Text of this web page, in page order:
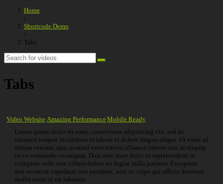
Home
\
Shortcode Demo
\
Tabs
Tabs
Video Website Amazing PerformanceMobile Ready
Lorem ipsum dolor sit amet, consectetur adipisicing elit, sed do
eiusmod tempor incididunt ut labore et dolore magna aliqua. Ut enim ad
minim veniam, quis nostrud exercitation ullamco laboris nisi ut aliquip
ex ea commodo consequat. Duis aute irure dolor in reprehenderit in
voluptate velit esse cillum dolore eu fugiat nulla pariatur. Excepteur
sint occaecat cupidatat non proident, sunt in culpa qui officia deserunt
mollit anim id est laborum.